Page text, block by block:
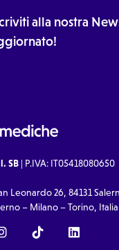
alla nostra
SB | P.IVA: IT05418080650
Leonardo 26, 84131
– Milano – Torino, Italia